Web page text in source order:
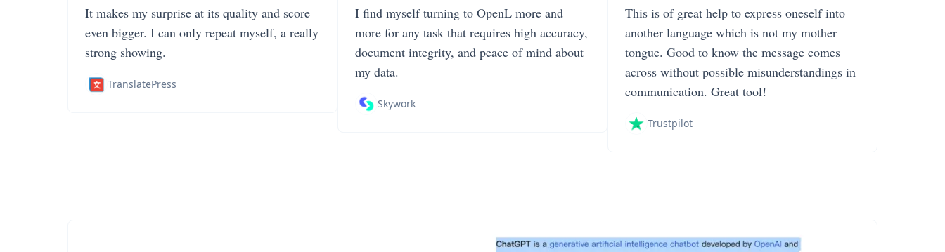
It makes my surprise at its quality and score
even bigger. I can only repeat myself, a really
strong showing.
TranslatePress
I find myself turning to OpenL more and
more for any task that requires high accuracy,
document integrity, and peace of mind about
my data.
Skywork
This is of great help to express oneself into
another language which is not my mother
tongue. Good to know the message comes
across without possible misunderstandings in
communication. Great tool!
Trustpilot